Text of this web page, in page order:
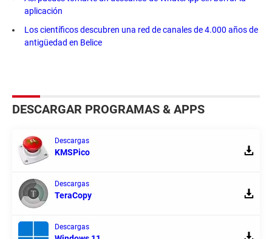
aplicación
Los científicos descubren una red de canales de 4.000 años de
antigüedad en Belice
DESCARGAR PROGRAMAS & APPS
Descargas
KMSPico
Descargas
TeraCopy
Descargas